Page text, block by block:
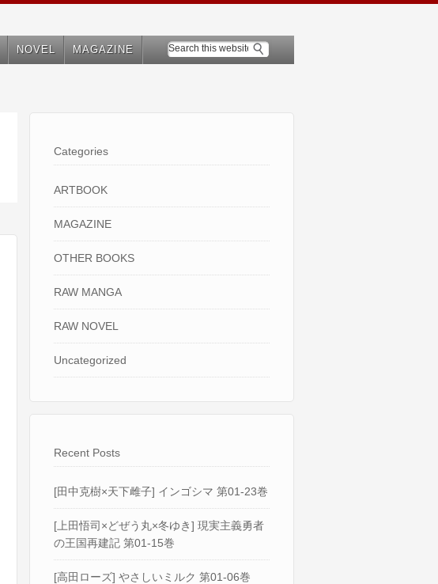
NOVEL MAGAZINE
Categories
ARTBOOK
MAGAZINE
OTHER BOOKS
RAW MANGA
RAW NOVEL
Uncategorized
Recent Posts
[田中克樹×天下雌子] インゴシマ 第01-23巻
[上田悟司×どぜう丸×冬ゆき] 現実主義勇者
の王国再建記 第01-15巻
[高田ローズ] やさしいミルク 第01-06巻